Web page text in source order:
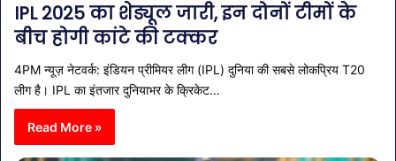
IPL 2025 का शेड्यूल जारी, इन दोनों टीमों के
बीच होगी कांटे की टक्कर
4PM न्यूज़ नेटवर्क: इंडियन प्रीमियर लीग (IPL) दुनिया की सबसे लोकप्रिय T20
लीग है। IPL का इंतजार दुनियाभर के क्रिकेट…
Read More »